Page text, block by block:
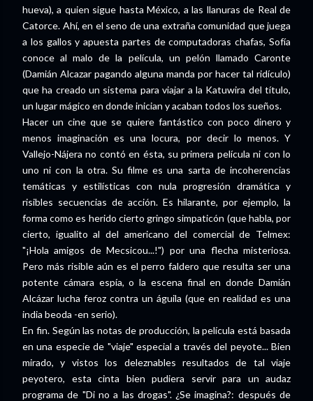
hueva), a quien sigue hasta México, a las llanuras de Real de
Catorce. Ahí, en el seno de una extraña comunidad que juega
a los gallos y apuesta partes de computadoras chafas, Sofía
conoce al malo de la película, un pelón llamado Caronte
(Damián Alcazar pagando alguna manda por hacer tal ridículo)
que ha creado un sistema para viajar a la Katuwira del título,
un lugar mágico en donde inician y acaban todos los sueños.
Hacer un cine que se quiere fantástico con poco dinero y
menos imaginación es una locura, por decir lo menos. Y
Vallejo-Nájera no contó en ésta, su primera película ni con lo
uno ni con la otra. Su filme es una sarta de incoherencias
temáticas y estilísticas con nula progresión dramática y
risibles secuencias de acción. Es hilarante, por ejemplo, la
forma como es herido cierto gringo simpaticón (que habla, por
cierto, igualito al del americano del comercial de Telmex:
"¡Hola amigos de Mecsicou...!") por una flecha misteriosa.
Pero más risible aún es el perro faldero que resulta ser una
potente cámara espía, o la escena final en donde Damián
Alcázar lucha feroz contra un águila (que en realidad es una
india beoda -en serio).
En fin. Según las notas de producción, la película está basada
en una especie de "viaje" especial a través del peyote... Bien
mirado, y vistos los deleznables resultados de tal viaje
peyotero, esta cinta bien pudiera servir para un audaz
programa de "Di no a las drogas". ¿Se imagina?: después de